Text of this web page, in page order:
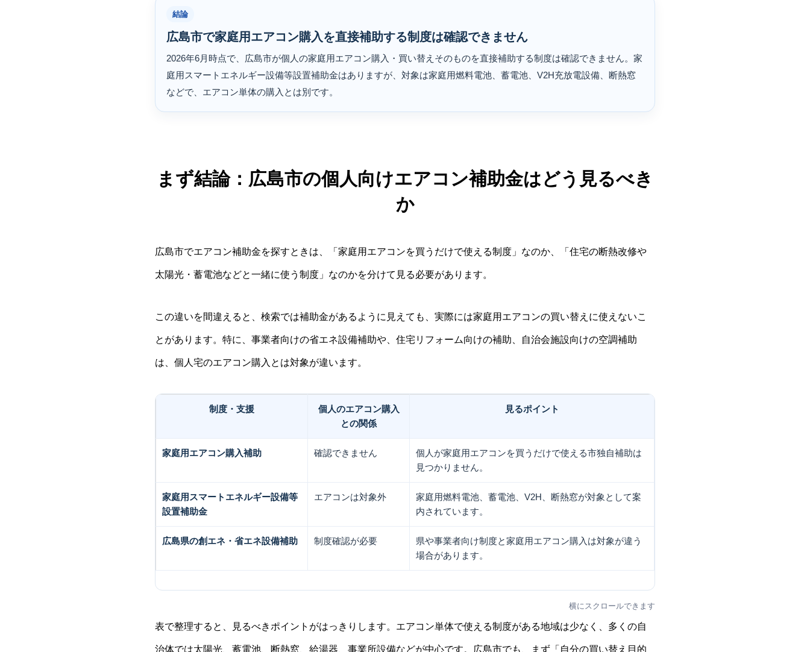
結論
広島市で家庭用エアコン購入を直接補助する制度は確認できません
2026年6月時点で、広島市が個人の家庭用エアコン購入・買い替えそのものを直接補助する制度は確認できません。家
庭用スマートエネルギー設備等設置補助金はありますが、対象は家庭用燃料電池、蓄電池、V2H充放電設備、断熱窓
などで、エアコン単体の購入とは別です。
まず結論：広島市の個人向けエアコン補助金はどう見るべき
か
広島市でエアコン補助金を探すときは、「家庭用エアコンを買うだけで使える制度」なのか、「住宅の断熱改修や
太陽光・蓄電池などと一緒に使う制度」なのかを分けて見る必要があります。
この違いを間違えると、検索では補助金があるように見えても、実際には家庭用エアコンの買い替えに使えないこ
とがあります。特に、事業者向けの省エネ設備補助や、住宅リフォーム向けの補助、自治会施設向けの空調補助
は、個人宅のエアコン購入とは対象が違います。
制度・支援
個人のエアコン購入
との関係
見るポイント
家庭用エアコン購入補助 確認できません
個人が家庭用エアコンを買うだけで使える市独自補助は
見つかりません。
家庭用スマートエネルギー設備等
設置補助金
エアコンは対象外
家庭用燃料電池、蓄電池、V2H、断熱窓が対象として案
内されています。
広島県の創エネ・省エネ設備補助 制度確認が必要
県や事業者向け制度と家庭用エアコン購入は対象が違う
場合があります。
横にスクロールできます
表で整理すると、見るべきポイントがはっきりします。エアコン単体で使える制度がある地域は少なく、多くの自
治体では太陽光、蓄電池、断熱窓、給湯器、事業所設備などが中心です。広島市でも、まず「自分の買い替え目的